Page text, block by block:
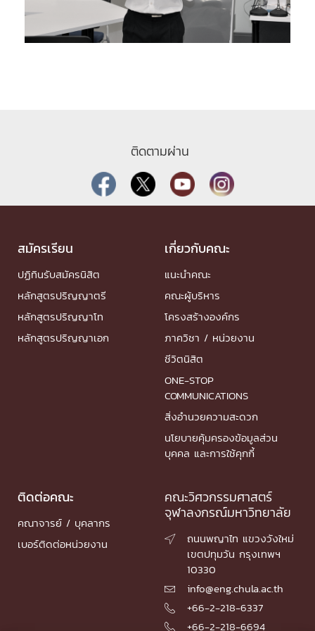
ติดตามผ่าน
สมัครเรียน
ปฏิทินรับสมัครนิสิต
หลักสูตรปริญญาตรี
หลักสูตรปริญญาโท
หลักสูตรปริญญาเอก
เกี่ยวกับคณะ
แนะนำคณะ
คณะผู้บริหาร
โครงสร้างองค์กร
ภาควิชา / หน่วยงาน
ชีวิตนิสิต
ONE-STOP
COMMUNICATIONS
สิ่งอำนวยความสะดวก
นโยบายคุ้มครองข้อมูลส่วน
บุคคล และการใช้คุกกี้
ติดต่อคณะ
คณาจารย์ / บุคลากร
เบอร์ติดต่อหน่วยงาน
คณะวิศวกรรมศาสตร์
จุฬาลงกรณ์มหาวิทยาลัย

ถนนพญาไท แขวงวังใหม่
เขตปทุมวัน กรุงเทพฯ
10330
 info@eng.chula.ac.th
 +66-2-218-6337
 +66-2-218-6694